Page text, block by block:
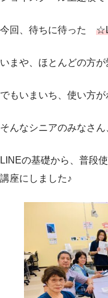
今回、待ちに待った
いまや、ほとんどの方が
でもいまいち、使い方が
そんなシニアのみなさ
LINEの基礎から、普段
講座にしました♪